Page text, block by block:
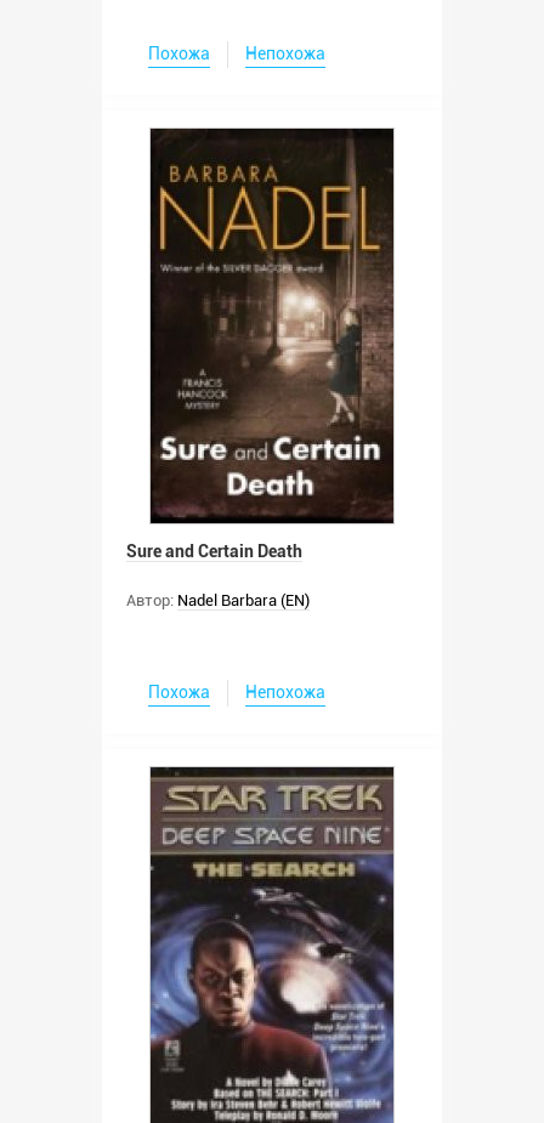
Похожа Непохожа
Sure and Certain Death
Автор: Nadel Barbara (EN)
Похожа Непохожа